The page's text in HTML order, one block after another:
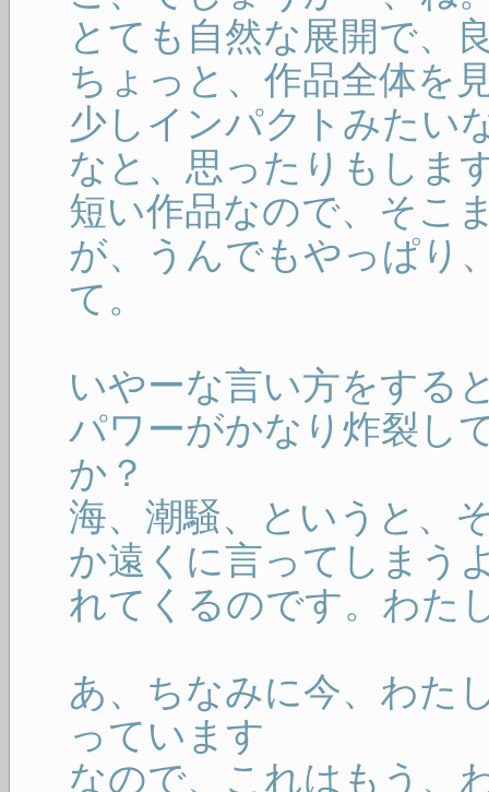
とても自然な展開で、
ちょっと、作品全体を
少しインパクトみたい
なと、思ったりもしま
短い作品なので、そこ
が、うんでもやっぱり
て。
いやーな言い方をする
パワーがかなり炸裂し
か？
海、潮騒、というと、
か遠くに言ってしまう
れてくるのです。わた
あ、ちなみに今、わた
っています
なので、これはもう、